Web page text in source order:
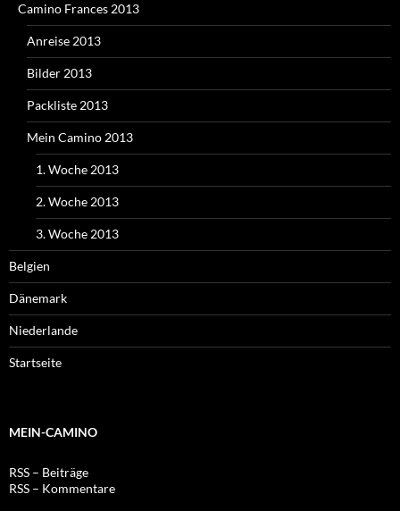
Camino Frances 2013
Anreise 2013
Bilder 2013
Packliste 2013
Mein Camino 2013
1. Woche 2013
2. Woche 2013
3. Woche 2013
Belgien
Dänemark
Niederlande
Startseite
MEIN-CAMINO
RSS – Beiträge
RSS – Kommentare